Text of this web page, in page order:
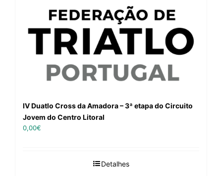
IV Duatlo Cross da Amadora – 3ª etapa do Circuito
Jovem do Centro Litoral
0,00€
Detalhes